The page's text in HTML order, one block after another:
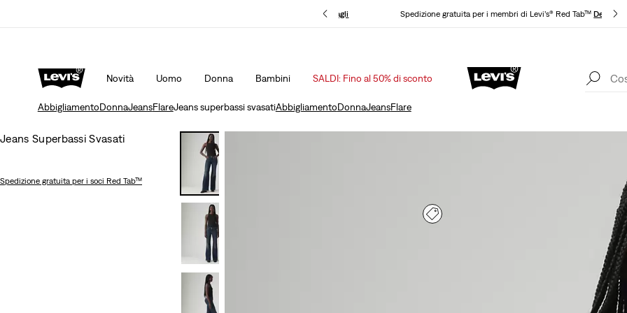
Dettagli Spedizione gratuita per i membri di Levi’s® Red Tab™Dettagli
Novità Uomo Donna Bambini SALDI: Fino al 50% di sconto
Politica di spedizione e resi Aggiornata
AbbigliamentoDonnaJeansFlareJeans superbassi svasatiAbbigliamentoDonnaJeansFlare
Jeans Superbassi Svasati
Spedizione gratuita per i soci Red Tab™